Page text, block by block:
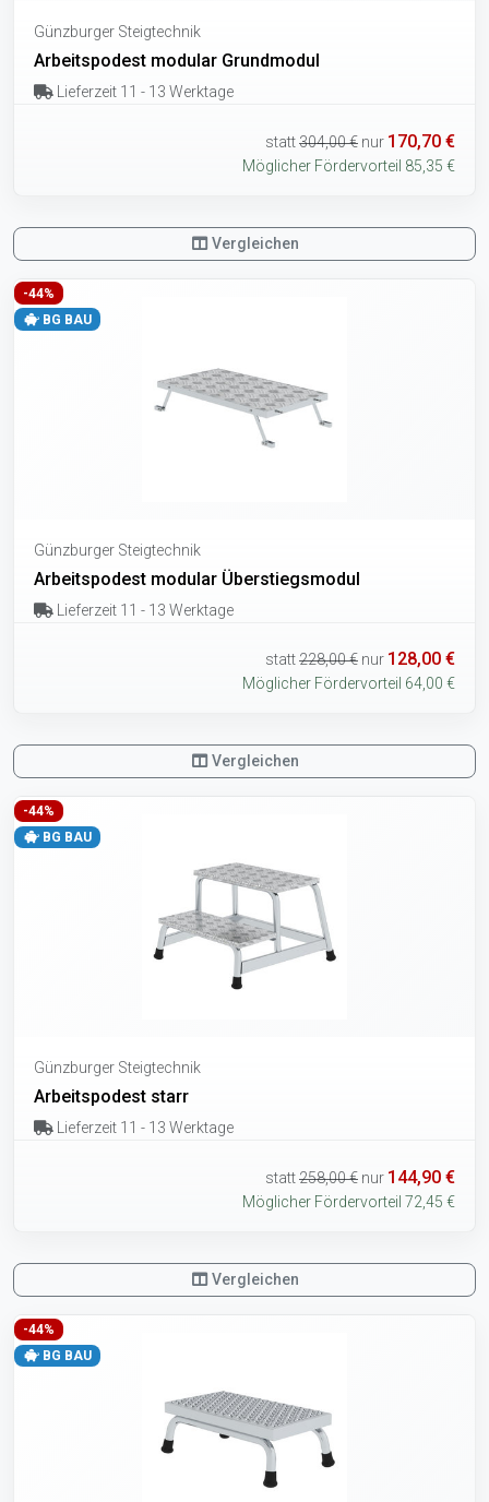
Günzburger Steigtechnik
Arbeitspodest modular Grundmodul
Lieferzeit 11 - 13 Werktage
statt304,00 € nur 170,70 €
Möglicher Fördervorteil 85,35 €
Vergleichen
-44%
BG BAU
Günzburger Steigtechnik
Arbeitspodest modular Überstiegsmodul
Lieferzeit 11 - 13 Werktage
statt228,00 € nur 128,00 €
Möglicher Fördervorteil 64,00 €
Vergleichen
-44%
BG BAU
Günzburger Steigtechnik
Arbeitspodest starr
Lieferzeit 11 - 13 Werktage
statt258,00 € nur 144,90 €
Möglicher Fördervorteil 72,45 €
Vergleichen
-44%
BG BAU